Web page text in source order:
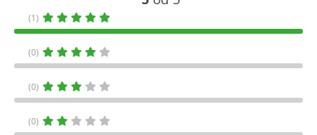
(1)
(0)
(0)
(0)